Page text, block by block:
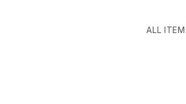
ALL ITEM